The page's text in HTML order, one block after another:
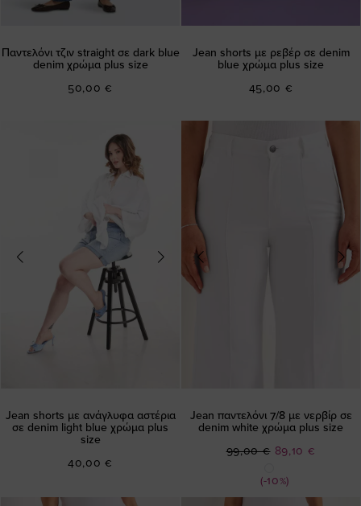
Παντελόνι τζιν straight σε dark blue
denim χρώμα plus size
50,00 €
Jean shorts με ρεβέρ σε denim
blue χρώμα plus size
45,00 €
Jean shorts με ανάγλυφα αστέρια
σε denim light blue χρώμα plus
size
40,00 €
Jean παντελόνι 7/8 με νερβίρ σε
denim white χρώμα plus size
(-10%)
Ειδική
89,10 €
99,00 €